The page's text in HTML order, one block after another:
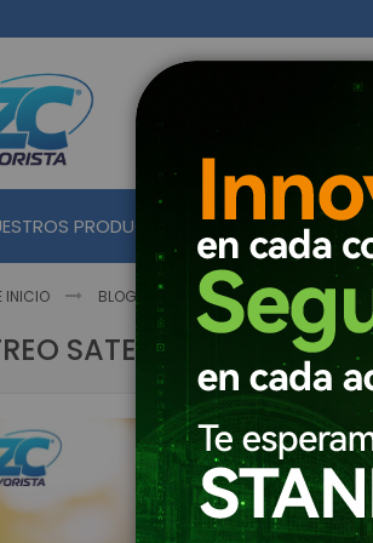
PRODUCTOS
INICIO BLOG | TECNOLOGÍA E INNOVACIÓN
SATELITAL